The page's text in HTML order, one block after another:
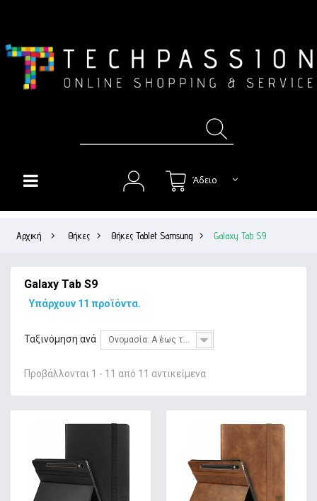
Άδειο
ΘΉΚΕΣ
ΜΝΉΜΗ
ΔΙΚΤΥΑΚΆ
HOME & LIVING
Αρχική > Θήκες > Θήκες Tablet Samsung > Galaxy Tab S9
Galaxy Tab S9
Υπάρχουν 11 προϊόντα.
Ταξινόμηση ανά Ονομασία: Α έως το Ω
Προβάλλονται 1 - 11 από 11 αντικείμενα